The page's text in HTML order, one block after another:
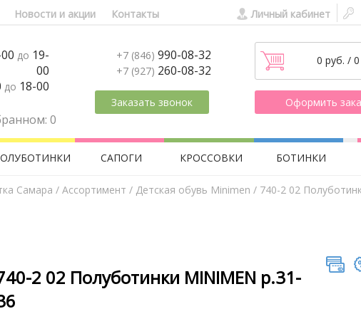
Новости и акции Контакты Личный кабинет
до 19-
00
до 18-00
0
+7 (846) 990-08-32
+7 (927) 260-08-32
Заказать звонок
0 руб. /
Оформить
САПОГИ КРОССОВКИ БОТИНКИ
Самара / Aссортимент / Детская обувь Minimen / 740-2 02
2 02 Полуботинки MINIMEN р.31-